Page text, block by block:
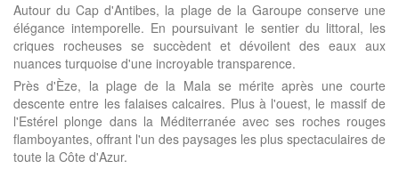
Autour du Cap d'Antibes, la plage de la Garoupe conserve une
élégance intemporelle. En poursuivant le sentier du littoral, les
criques rocheuses se succèdent et dévoilent des eaux aux
nuances turquoise d'une incroyable transparence.
Près d'Èze, la plage de la Mala se mérite après une courte
descente entre les falaises calcaires. Plus à l'ouest, le massif de
l'Estérel plonge dans la Méditerranée avec ses roches rouges
flamboyantes, offrant l'un des paysages les plus spectaculaires de
toute la Côte d'Azur.